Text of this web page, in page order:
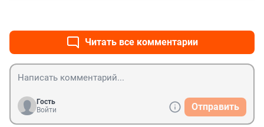
Читать все комментарии
Гость
Войти
Отправить